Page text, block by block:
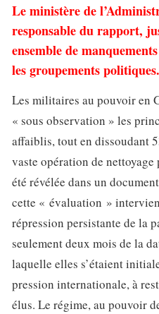
Le ministère de
responsable du rapport,
ensemble de
les groupements politiques.
Les militaires au pouvoir en
« sous observation » les
affaiblis, tout en dissoudant
vaste opération de
été révélée dans un
cette « évaluation »
répression persistante de la
seulement deux mois de la
laquelle elles s’étaient
pression internationale, à
élus. Le régime, au pouvoir